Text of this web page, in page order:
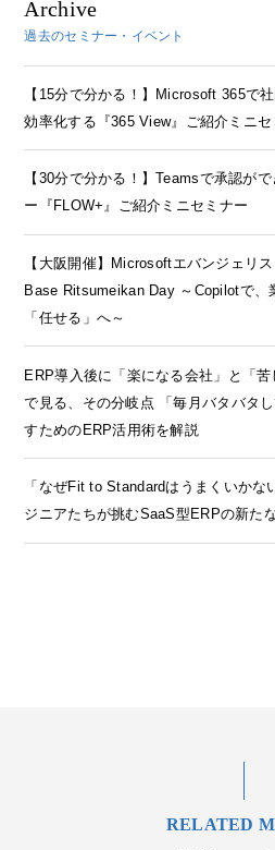
Archive
過去のセミナー・イベント
【15分で分かる！】Microsoft 365で
効率化する『365 View』ご紹介ミニセ
【30分で分かる！】Teamsで承認が
ー『FLOW+』ご紹介ミニセミナー
【大阪開催】Microsoftエバンジェリ
Base Ritsumeikan Day ～Copilotで、
「任せる」へ～
ERP導入後に「楽になる会社」と「
で見る、その分岐点 「毎月バタバタ
すためのERP活用術を解説
「なぜFit to Standardはうまくいかな
ジニアたちが挑むSaaS型ERPの新た
RELATED